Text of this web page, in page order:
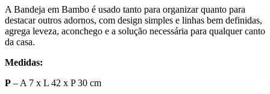
A Bandeja em Bambo é usado tanto para organizar quanto para
destacar outros adornos, com design simples e linhas bem definidas,
agrega leveza, aconchego e a solução necessária para qualquer canto
da casa.
Medidas:
P – A 7 x L 42 x P 30 cm